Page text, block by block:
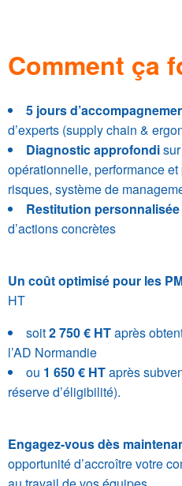
Comment ça
5 jours
d’experts (supply chain &
Diagnostic approfondi
opérationnelle, performance
risques, système de
Restitution personnalisée
d’actions concrètes
Un coût optimisé pour les
HT
soit2 750 € HTaprès
l’AD Normandie
ou 1 650 € HTaprès
réserve d’éligibilité).
Engagez-vous dès
opportunité d’accroître votre